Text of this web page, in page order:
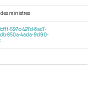
ministres
597c-427d-8ac7-
850a-4ada-9d90-